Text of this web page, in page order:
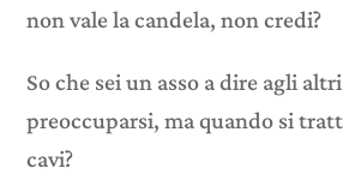
non vale la candela, non credi?
So che sei un asso a dire agli
preoccuparsi, ma quando si
cavi?